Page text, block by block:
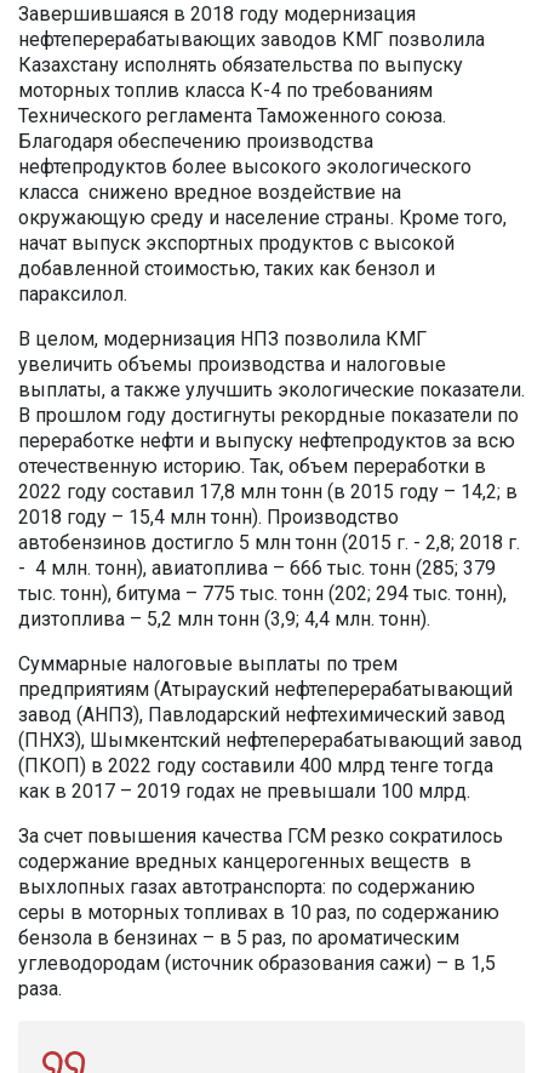
Завершившаяся в 2018 году модернизация
нефтеперерабатывающих заводов КМГ позволила
Казахстану исполнять обязательства по выпуску
моторных топлив класса К-4 по требованиям
Технического регламента Таможенного союза.
Благодаря обеспечению производства
нефтепродуктов более высокого экологического
класса снижено вредное воздействие на
окружающую среду и население страны. Кроме того,
начат выпуск экспортных продуктов с высокой
добавленной стоимостью, таких как бензол и
параксилол.
В целом, модернизация НПЗ позволила КМГ
увеличить объемы производства и налоговые
выплаты, а также улучшить экологические показатели.
В прошлом году достигнуты рекордные показатели по
переработке нефти и выпуску нефтепродуктов за всю
отечественную историю. Так, объем переработки в
2022 году составил 17,8 млн тонн (в 2015 году – 14,2; в
2018 году – 15,4 млн тонн). Производство
автобензинов достигло 5 млн тонн (2015 г. - 2,8; 2018 г.
- 4 млн. тонн), авиатоплива – 666 тыс. тонн (285; 379
тыс. тонн), битума – 775 тыс. тонн (202; 294 тыс. тонн),
дизтоплива – 5,2 млн тонн (3,9; 4,4 млн. тонн).
Суммарные налоговые выплаты по трем
предприятиям (Атырауский нефтеперерабатывающий
завод (АНПЗ), Павлодарский нефтехимический завод
(ПНХЗ), Шымкентский нефтеперерабатывающий завод
(ПКОП) в 2022 году составили 400 млрд тенге тогда
как в 2017 – 2019 годах не превышали 100 млрд.
За счет повышения качества ГСМ резко сократилось
содержание вредных канцерогенных веществ в
выхлопных газах автотранспорта: по содержанию
серы в моторных топливах в 10 раз, по содержанию
бензола в бензинах – в 5 раз, по ароматическим
углеводородам (источник образования сажи) – в 1,5
раза.